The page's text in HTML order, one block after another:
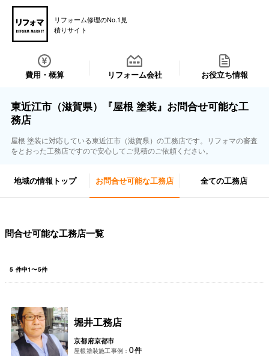
リフォーム修理のNo.1見
積りサイト
費用・概算 リフォーム会社 お役立ち情報
東近江市（滋賀県）『屋根 塗装』お問合せ可能な工
務店
屋根 塗装に対応している東近江市（滋賀県）の工務店です。リフォマの審査
をとおった工務店ですので安心してご見積のご依頼ください。
地域の情報トップ お問合せ可能な工務店 全ての工務店
問合せ可能な工務店一覧
5 件中1〜5件
堀井工務店
京都府京都市
屋根塗装施工事例：0件